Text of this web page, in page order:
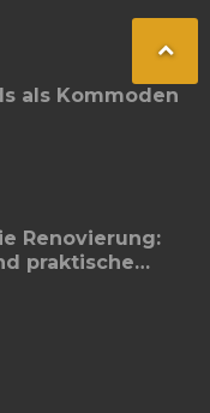
als Kommoden
Renovierung:
praktische